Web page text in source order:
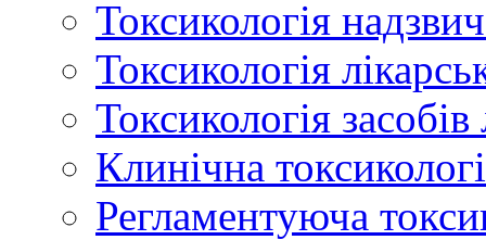
Токсикологія
Токсикологія
Токсикологія
Клинічна
Регламентуюча